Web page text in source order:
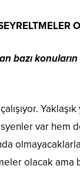
konuların
var hem
olacak